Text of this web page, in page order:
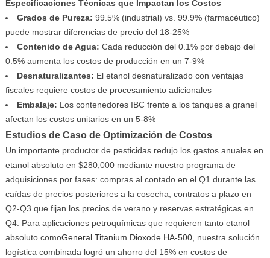
Especificaciones Técnicas que Impactan los Costos
Grados de Pureza: 99.5% (industrial) vs. 99.9% (farmacéutico)
puede mostrar diferencias de precio del 18-25%
Contenido de Agua: Cada reducción del 0.1% por debajo del
0.5% aumenta los costos de producción en un 7-9%
Desnaturalizantes: El etanol desnaturalizado con ventajas
fiscales requiere costos de procesamiento adicionales
Embalaje: Los contenedores IBC frente a los tanques a granel
afectan los costos unitarios en un 5-8%
Estudios de Caso de Optimización de Costos
Un importante productor de pesticidas redujo los gastos anuales en
etanol absoluto en $280,000 mediante nuestro programa de
adquisiciones por fases: compras al contado en el Q1 durante las
caídas de precios posteriores a la cosecha, contratos a plazo en
Q2-Q3 que fijan los precios de verano y reservas estratégicas en
Q4. Para aplicaciones petroquímicas que requieren tanto etanol
absoluto comoGeneral Titanium Dioxode HA-500, nuestra solución
logística combinada logró un ahorro del 15% en costos de